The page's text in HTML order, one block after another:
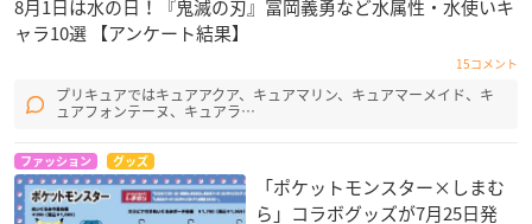
8月1日は水の日！『鬼滅の刃』冨岡義勇など水属性・水使いキ
ャラ10選 【アンケート結果】
15コメント
プリキュアではキュアアクア、キュアマリン、キュアマーメイド、キ
ュアフォンテーヌ、キュアラ…
ファッション グッズ
「ポケットモンスター×しまむ
ら」コラボグッズが7月25日発